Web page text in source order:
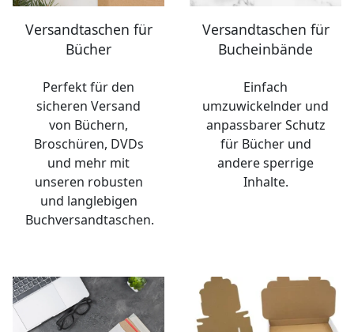
Versandtaschen für
Bücher
Perfekt für den
sicheren Versand
von Büchern,
Broschüren, DVDs
und mehr mit
unseren robusten
und langlebigen
Buchversandtaschen.
Versandtaschen für
Bucheinbände
Einfach
umzuwickelnder und
anpassbarer Schutz
für Bücher und
andere sperrige
Inhalte.